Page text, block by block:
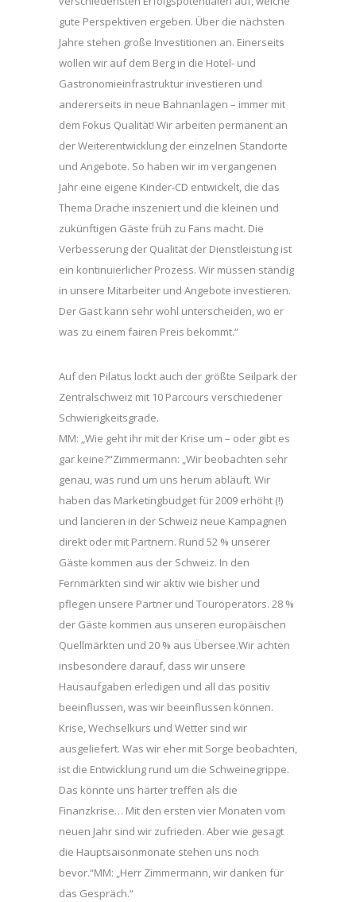
gute Perspektiven ergeben. Über die nächsten
Jahre stehen große Investitionen an. Einerseits
wollen wir auf dem Berg in die Hotel- und
Gastronomieinfrastruktur investieren und
andererseits in neue Bahnanlagen – immer mit
dem Fokus Qualität! Wir arbeiten permanent an
der Weiterentwicklung der einzelnen Standorte
und Angebote. So haben wir im vergangenen
Jahr eine eigene Kinder-CD entwickelt, die das
Thema Drache inszeniert und die kleinen und
zukünftigen Gäste früh zu Fans macht. Die
Verbesserung der Qualität der Dienstleistung ist
ein kontinuierlicher Prozess. Wir müssen ständig
in unsere Mitarbeiter und Angebote investieren.
Der Gast kann sehr wohl unterscheiden, wo er
was zu einem fairen Preis bekommt.“
Auf den Pilatus lockt auch der größte Seilpark der
Zentralschweiz mit 10 Parcours verschiedener
Schwierigkeitsgrade.
MM: „Wie geht ihr mit der Krise um – oder gibt es
gar keine?“Zimmermann: „Wir beobachten sehr
genau, was rund um uns herum abläuft. Wir
haben das Marketingbudget für 2009 erhöht (!)
und lancieren in der Schweiz neue Kampagnen
direkt oder mit Partnern. Rund 52 % unserer
Gäste kommen aus der Schweiz. In den
Fernmärkten sind wir aktiv wie bisher und
pflegen unsere Partner und Touroperators. 28 %
der Gäste kommen aus unseren europäischen
Quellmärkten und 20 % aus Übersee.Wir achten
insbesondere darauf, dass wir unsere
Hausaufgaben erledigen und all das positiv
beeinflussen, was wir beeinflussen können.
Krise, Wechselkurs und Wetter sind wir
ausgeliefert. Was wir eher mit Sorge beobachten,
ist die Entwicklung rund um die Schweinegrippe.
Das könnte uns härter treffen als die
Finanzkrise… Mit den ersten vier Monaten vom
neuen Jahr sind wir zufrieden. Aber wie gesagt
die Hauptsaisonmonate stehen uns noch
bevor.“MM: „Herr Zimmermann, wir danken für
das Gespräch.“